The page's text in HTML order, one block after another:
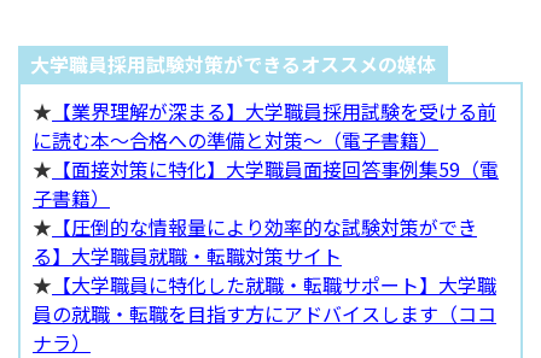
大学職員採用試験対策ができるオススメの媒体
★ 【業界理解が深まる】大学職員採用試験を受ける前
に読む本～合格への準備と対策～（電子書籍）
★ 【面接対策に特化】大学職員面接回答事例集59（電
子書籍）
★ 【圧倒的な情報量により効率的な試験対策ができ
る】大学職員就職・転職対策サイト
★ 【大学職員に特化した就職・転職サポート】大学職
員の就職・転職を目指す方にアドバイスします（ココ
ナラ）